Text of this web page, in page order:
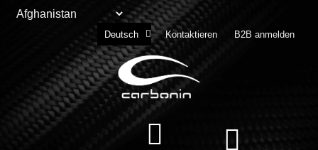
Deutsch
English
Slovenščina Kontaktieren B2B anmelden